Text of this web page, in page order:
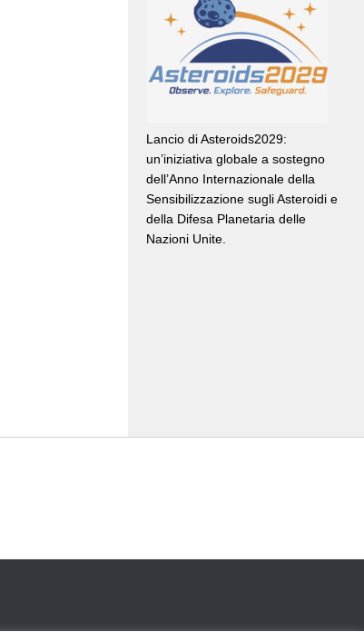
Lancio di Asteroids2029:
un’iniziativa globale a sostegno
dell’Anno Internazionale della
Sensibilizzazione sugli Asteroidi e
della Difesa Planetaria delle
Nazioni Unite.